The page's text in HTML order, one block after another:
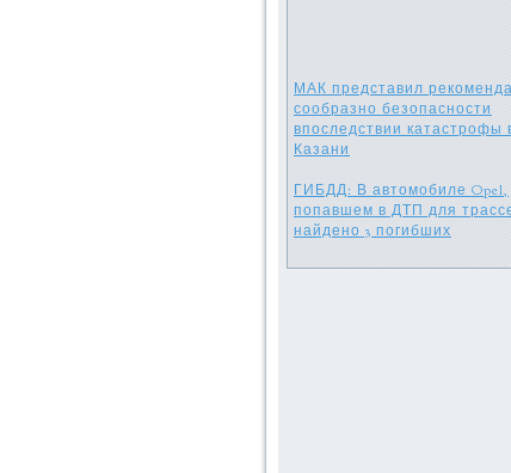
МАК представил
сообразно безопасности
впоследствии катастрофы
Казани
ГИБДД: В автомобиле Opel,
попавшем в ДТП для
найдено 3 погибших